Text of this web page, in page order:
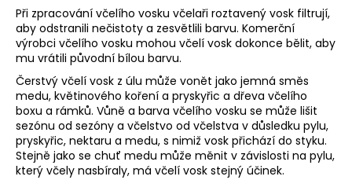
Při zpracování včelího vosku včelaři roztavený vosk filtrují,
aby odstranili nečistoty a zesvětlili barvu. Komerční
výrobci včelího vosku mohou včelí vosk dokonce bělit, aby
mu vrátili původní bílou barvu.
Čerstvý včelí vosk z úlu může vonět jako jemná směs
medu, květinového koření a pryskyřic a dřeva včelího
boxu a rámků. Vůně a barva včelího vosku se může lišit
sezónu od sezóny a včelstvo od včelstva v důsledku pylu,
pryskyřic, nektaru a medu, s nimiž vosk přichází do styku.
Stejně jako se chuť medu může měnit v závislosti na pylu,
který včely nasbíraly, má včelí vosk stejný účinek.